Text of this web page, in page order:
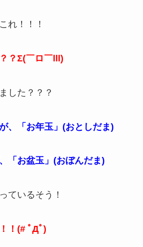
れ！！！
？Σ(￣ロ￣lll)
した？？？
、「お年玉」(おとしだま)
「お盆玉」(おぼんだま)
ているそう！
！(# ﾟДﾟ)